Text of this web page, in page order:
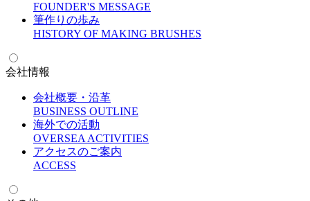
FOUNDER'S MESSAGE
筆作りの歩み
HISTORY OF MAKING BRUSHES
会社情報
会社概要・沿革
BUSINESS OUTLINE
海外での活動
OVERSEA ACTIVITIES
アクセスのご案内
ACCESS